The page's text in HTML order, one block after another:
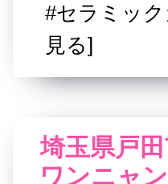
#セラミッ
見る]
埼玉県戸
ワンニャ